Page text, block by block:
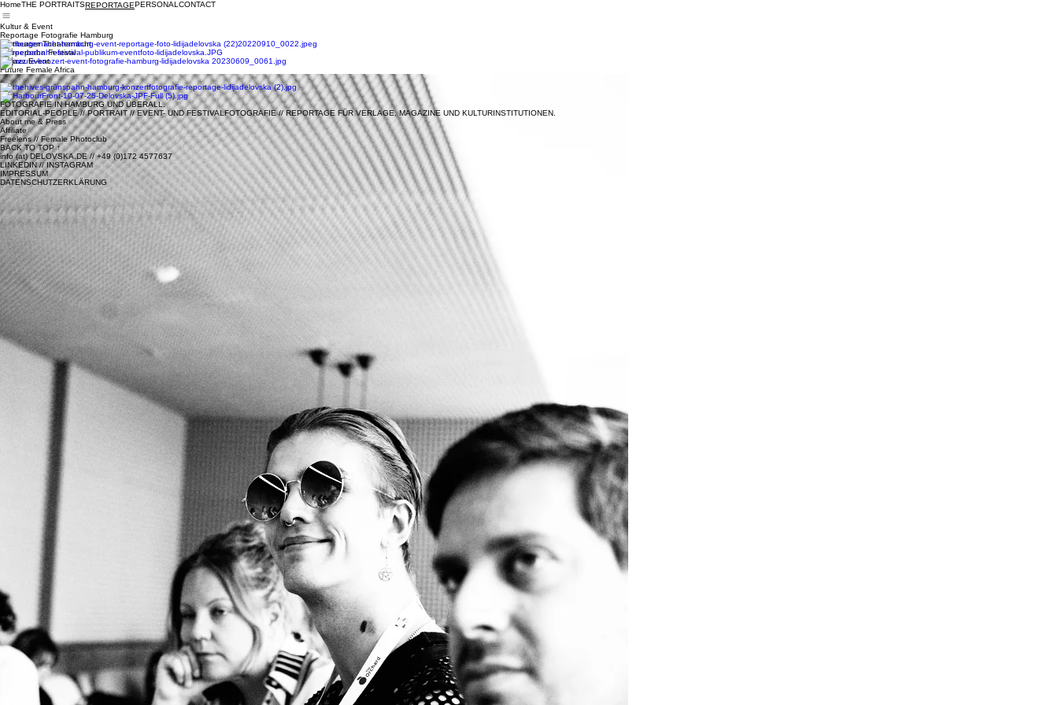
HomeTHE PORTRAITSREPORTAGEPERSONAL CONTACT
Kultur & Event
Reportage Fotografie Hamburg
Hamburger Theaternacht
Reeperbahn Festival
Elbjazz Event
Future Female Africa
Keychange
Live-Musik Pur
Harbourfront Literatur-Festival
FOTOGRAFIE IN HAMBURG UND ÜBERALL.
EDITORIAL-PEOPLE // PORTRAIT // EVENT- UND FESTIVALFOTOGRAFIE // REPORTAGE FÜR VERLAGE, MAGAZINE UND KULTURINSTITUTIONEN.
About me & Press
Affiliate
Freelens // Female Photoclub
BACK TO TOP ↑
info (at) DELOVSKA.DE // +49 (0)172 4577637
LINKEDIN//INSTAGRAM
IMPRESSUM
DATENSCHUTZERKLÄRUNG